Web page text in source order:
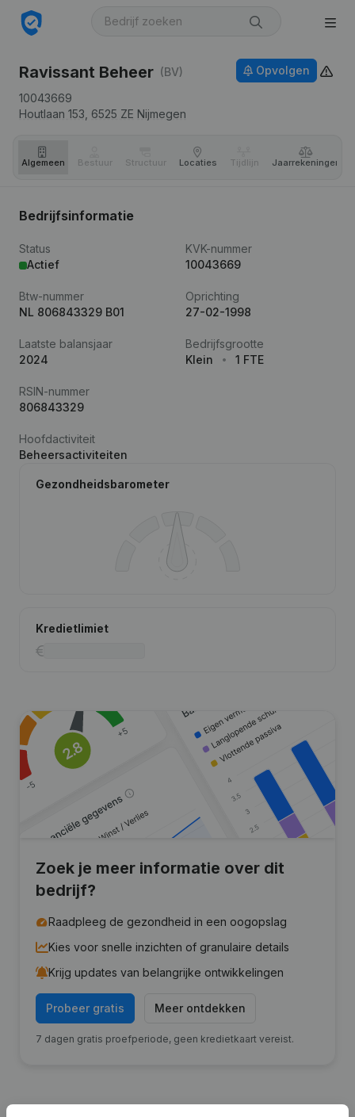
Ravissant Beheer (BV)
10043669
Houtlaan 153, 6525 ZE Nijmegen
Opvolgen
Algemeen Bestuur Structuur Locaties Tijdlijn Jaar­rekeningen
Bedrijfsinformatie
Status
Actief
KVK-nummer
10043669
Btw-nummer
NL 806843329 B01
Oprichting
27-02-1998
Laatste balansjaar
2024
Bedrijfsgrootte
Klein
1 FTE
RSIN-nummer
806843329
Hoofdactiviteit
Beheersactiviteiten
Gezondheidsbarometer
Kredietlimiet
Zoek je meer informatie over dit
bedrijf?
Raadpleeg de gezondheid in een oogopslag
Kies voor snelle inzichten of granulaire details
Krijg updates van belangrijke ontwikkelingen
Probeer gratis Meer ontdekken
7 dagen gratis proefperiode, geen kredietkaart vereist.